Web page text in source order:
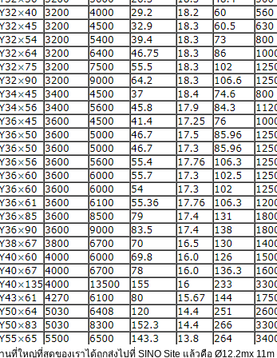
นที่ใหญ่ที่สุดของเราได้ถูกส่งไปที่ SINO Site แล้วคือ Ø12.2mx